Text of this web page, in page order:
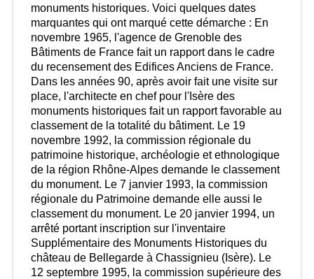
monuments historiques. Voici quelques dates
marquantes qui ont marqué cette démarche : En
novembre 1965, l'agence de Grenoble des
Bâtiments de France fait un rapport dans le cadre
du recensement des Edifices Anciens de France.
Dans les années 90, après avoir fait une visite sur
place, l'architecte en chef pour l'Isère des
monuments historiques fait un rapport favorable au
classement de la totalité du bâtiment. Le 19
novembre 1992, la commission régionale du
patrimoine historique, archéologie et ethnologique
de la région Rhône-Alpes demande le classement
du monument. Le 7 janvier 1993, la commission
régionale du Patrimoine demande elle aussi le
classement du monument. Le 20 janvier 1994, un
arrêté portant inscription sur l'inventaire
Supplémentaire des Monuments Historiques du
château de Bellegarde à Chassignieu (Isère). Le
12 septembre 1995, la commission supérieure des